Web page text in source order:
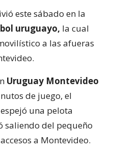
este sábado en la
uruguayo, la cual
a las afueras
Uruguay Montevideo
de juego, el
una pelota
del pequeño
a Montevideo.